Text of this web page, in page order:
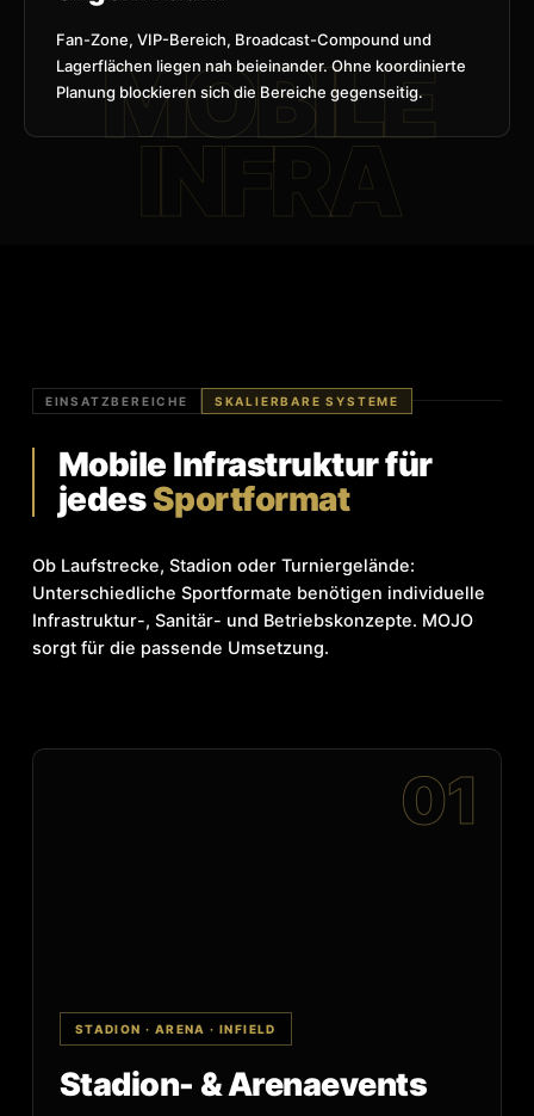
Fan-Zone, VIP-Bereich, Broadcast-Compound und
Lagerflächen liegen nah beieinander. Ohne koordinierte
Planung blockieren sich die Bereiche gegenseitig.
EINSATZBEREICHE SKALIERBARE SYSTEME
Mobile Infrastruktur für
jedesSportformat
Ob Laufstrecke, Stadion oder Turniergelände:
Unterschiedliche Sportformate benötigen individuelle
Infrastruktur-, Sanitär- und Betriebskonzepte. MOJO
sorgt für die passende Umsetzung.
01
STADION · ARENA · INFIELD
Stadion- & Arenaevents